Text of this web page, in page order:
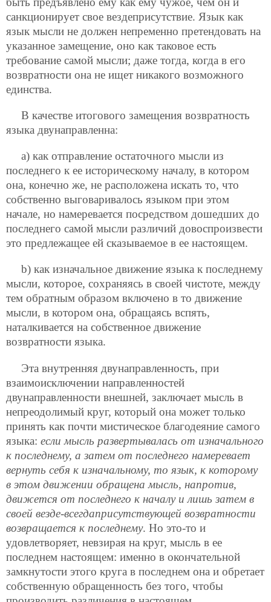
санкционирует свое вездеприсутствие. Язык как
язык мысли не должен непременно претендовать на
указанное замещение, оно как таковое есть
требование самой мысли; даже тогда, когда в его
возвратности она не ищет никакого возможного
единства.
В качестве итогового замещения возвратность
языка двунаправленна:
а) как отправление остаточного мысли из
последнего к ее историческому началу, в котором
она, конечно же, не расположена искать то, что
собственно выговаривалось языком при этом
начале, но намеревается посредством дошедших до
последнего самой мысли различий довоспроизвести
это предлежащее ей сказываемое в ее настоящем.
b) как изначальное движение языка к последнему
мысли, которое, сохраняясь в своей чистоте, между
тем обратным образом включено в то движение
мысли, в котором она, обращаясь вспять,
наталкивается на собственное движение
возвратности языка.
Эта внутренняя двунаправленность, при
взаимоисключении направленностей
двунаправленности внешней, заключает мысль в
непреодолимый круг, который она может только
принять как почти мистическое благодеяние самого
языка: если мысль развертывалась от изначального
к последнему, а затем от последнего намеревает
вернуть себя к изначальному, то язык, к которому
в этом движении обращена мысль, напротив,
движется от последнего к началу и лишь затем в
своей везде-всегдаприсутствующей возвратности
возвращается к последнему. Но это-то и
удовлетворяет, невзирая на круг, мысль в ее
последнем настоящем: именно в окончательной
замкнутости этого круга в последнем она и обретает
собственную обращенность без того, чтобы